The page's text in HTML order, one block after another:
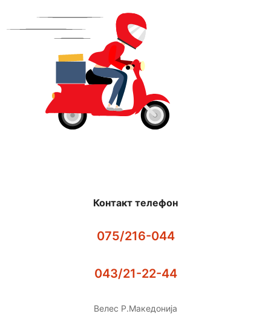
Контакт телефон
075/216-044
043/21-22-44
Велес Р.Македонија